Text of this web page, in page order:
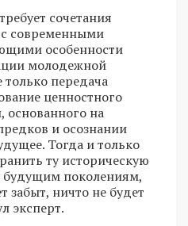
сочетания
современными
особенности
молодежной
передача
ценностного
основанного на
и осознании
Тогда и только
ту историческую
будущим поколениям,
забыт, ничто не будет
эксперт.